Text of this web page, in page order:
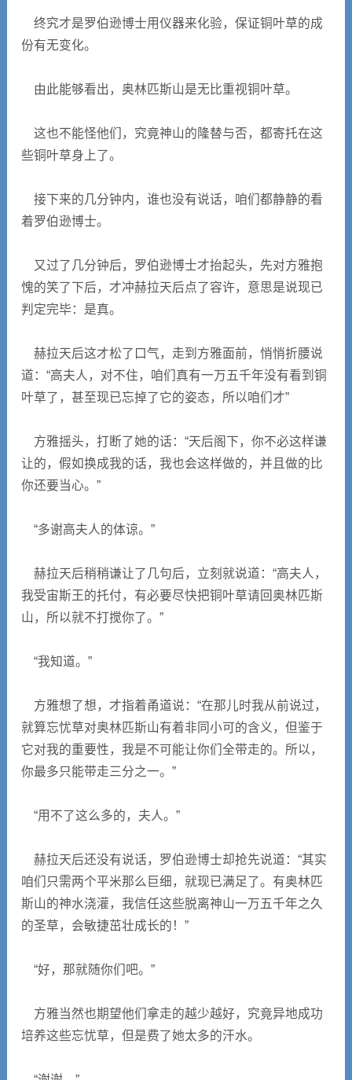
终究才是罗伯逊博士用仪器来化验，保证铜叶草的成
份有无变化。
由此能够看出，奥林匹斯山是无比重视铜叶草。
这也不能怪他们，究竟神山的隆替与否，都寄托在这
些铜叶草身上了。
接下来的几分钟内，谁也没有说话，咱们都静静的看
着罗伯逊博士。
又过了几分钟后，罗伯逊博士才抬起头，先对方雅抱
愧的笑了下后，才冲赫拉天后点了容许，意思是说现已
判定完毕：是真。
赫拉天后这才松了口气，走到方雅面前，悄悄折腰说
道：“高夫人，对不住，咱们真有一万五千年没有看到铜
叶草了，甚至现已忘掉了它的姿态，所以咱们才”
方雅摇头，打断了她的话：“天后阁下，你不必这样谦
让的，假如换成我的话，我也会这样做的，并且做的比
你还要当心。”
“多谢高夫人的体谅。”
赫拉天后稍稍谦让了几句后，立刻就说道：“高夫人，
我受宙斯王的托付，有必要尽快把铜叶草请回奥林匹斯
山，所以就不打搅你了。”
“我知道。”
方雅想了想，才指着甬道说：“在那儿时我从前说过，
就算忘忧草对奥林匹斯山有着非同小可的含义，但鉴于
它对我的重要性，我是不可能让你们全带走的。所以，
你最多只能带走三分之一。”
“用不了这么多的，夫人。”
赫拉天后还没有说话，罗伯逊博士却抢先说道：“其实
咱们只需两个平米那么巨细，就现已满足了。有奥林匹
斯山的神水浇灌，我信任这些脱离神山一万五千年之久
的圣草，会敏捷茁壮成长的！”
“好，那就随你们吧。”
方雅当然也期望他们拿走的越少越好，究竟异地成功
培养这些忘忧草，但是费了她太多的汗水。